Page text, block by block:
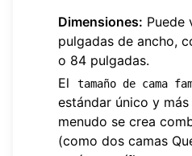
Dimensiones: Puede
pulgadas de ancho,
o 84 pulgadas.
El
tamaño de cama
estándar único y
menudo se crea
(como dos camas